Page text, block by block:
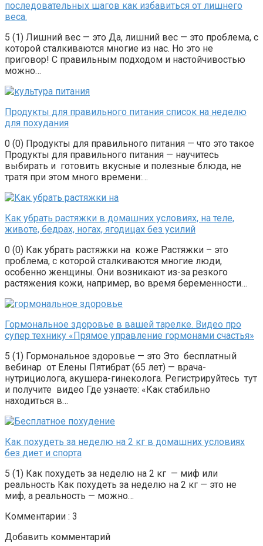
последовательных шагов как избавиться от лишнего
веса.
5 (1) Лишний вес — это Да, лишний вес — это проблема, с
которой сталкиваются многие из нас. Но это не
приговор! С правильным подходом и настойчивостью
можно…
Продукты для правильного питания список на неделю
для похудания
0 (0) Продукты для правильного питания — что это такое
Продукты для правильного питания — научитесь
выбирать и готовить вкусные и полезные блюда, не
тратя при этом много времени:…
Как убрать растяжки в домашних условиях, на теле,
животе, бедрах, ногах, ягодицах без усилий
0 (0) Как убрать растяжки на коже Растяжки – это
проблема, с которой сталкиваются многие люди,
особенно женщины. Они возникают из-за резкого
растяжения кожи, например, во время беременности…
Гормональное здоровье в вашей тарелке. Видео про
супер технику «Прямое управление гормонами счастья»
5 (1) Гормональное здоровье — это Это бесплатный
вебинар от Елены Пятибрат (65 лет) — врача-
нутрициолога, акушера-гинеколога. Регистрируйтесь тут
и получите видео Где узнаете: «Как стабильно
находиться в…
Как похудеть за неделю на 2 кг в домашних условиях
без диет и спорта
5 (1) Как похудеть за неделю на 2 кг — миф или
реальность Как похудеть за неделю на 2 кг — это не
миф, а реальность — можно…
Комментарии : 3
Добавить комментарий